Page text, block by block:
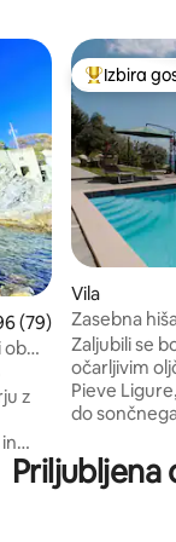
»Izbira gostov«
ocena: 4,96
(79)
ob
z
Najbolj
Izbira
Vila
Zasebna
oljčni vrt!
Zaljubili se
očarljivim
Pieve
do sončnega
lokacija, na